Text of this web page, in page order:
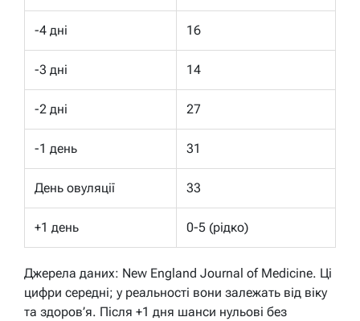
-4 дні 16
-3 дні 14
-2 дні 27
-1 день 31
День овуляції 33
+1 день 0-5 (рідко)
Джерела даних: New England Journal of Medicine. Ці
цифри середні; у реальності вони залежать від віку
та здоров’я. Після +1 дня шанси нульові без